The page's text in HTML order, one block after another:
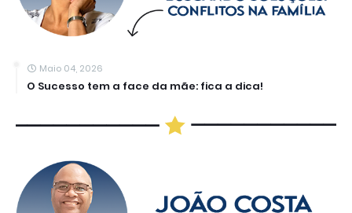
Maio 04, 2026
O Sucesso tem a face da mãe: fica a dica!